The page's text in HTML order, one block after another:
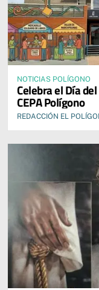
NOTICIAS POLÍGONO
Celebra el Día
CEPA Polígono
REDACCIÓN EL